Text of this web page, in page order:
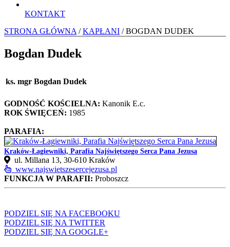
KONTAKT
STRONA GŁÓWNA /KAPŁANI / BOGDAN DUDEK
Bogdan Dudek
ks. mgr Bogdan Dudek
GODNOŚĆ KOŚCIELNA: Kanonik E.c.
ROK ŚWIĘCEŃ: 1985
PARAFIA:
Kraków-Łagiewniki, Parafia Najświętszego Serca Pana Jezusa
ul. Millana 13, 30‑610 Kraków
www.najswietszesercejezusa.pl
FUNKCJA W PARAFII: Proboszcz
PODZIEL SIĘ NA FACEBOOKU
PODZIEL SIĘ NA TWITTER
PODZIEL SIĘ NA GOOGLE+